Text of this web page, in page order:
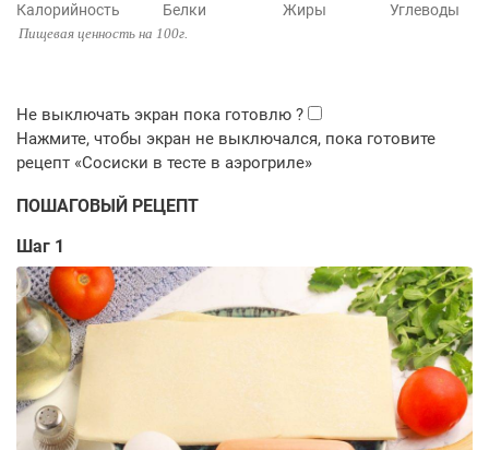
Калорийность Белки Жиры Углеводы
Пищевая ценность на 100г.
ПОШАГОВЫЙ РЕЦЕПТ
Шаг 1